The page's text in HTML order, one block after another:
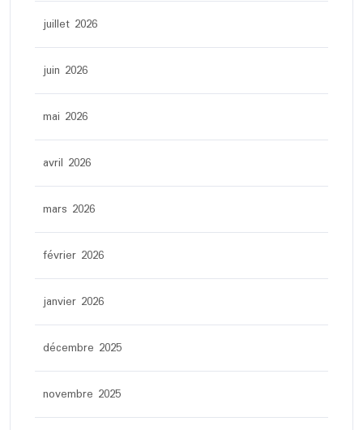
juillet 2026
juin 2026
mai 2026
avril 2026
mars 2026
février 2026
janvier 2026
décembre 2025
novembre 2025